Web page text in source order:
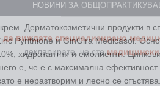
Дерматокозметични продукти в
Pyrithione и GinGira Medicasol.
хидратантни и емолиенти.
е, че е с максимална
е неразтворим и лесно се
да виждате специализирано
декларирате, че сте